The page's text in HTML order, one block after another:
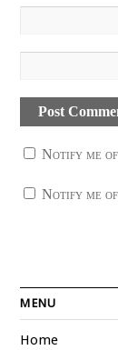
Notify me
Notify me of
MENU
Home